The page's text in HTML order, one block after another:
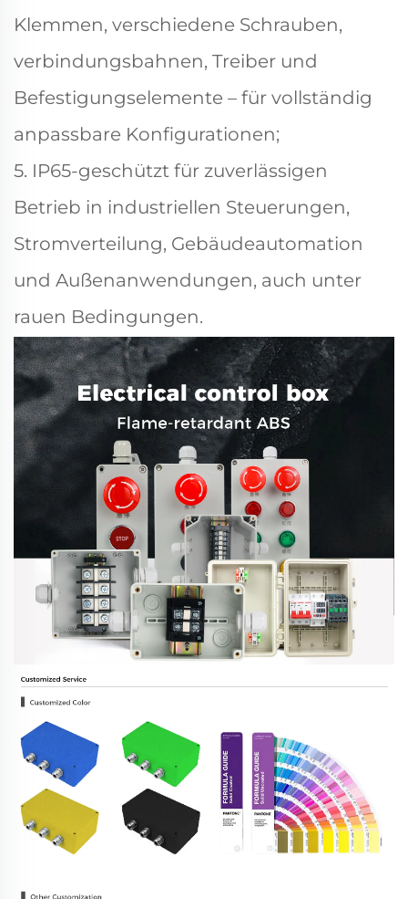
Klemmen, verschiedene Schrauben,
verbindungsbahnen, Treiber und
Befestigungselemente – für vollständig
anpassbare Konfigurationen;
5. IP65-geschützt für zuverlässigen
Betrieb in industriellen Steuerungen,
Stromverteilung, Gebäudeautomation
und Außenanwendungen, auch unter
rauen Bedingungen.